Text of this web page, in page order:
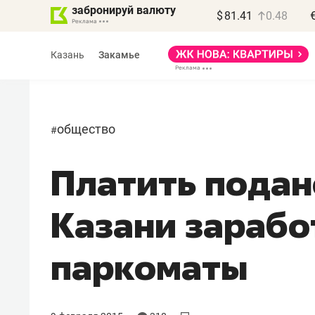
забронируй валюту $ 81.41 0.48
Казань Закамье
#общество
Платить
Казани
паркоматы
Василь Мазитов
МАРТ
«Не зная местных
потерять минимум